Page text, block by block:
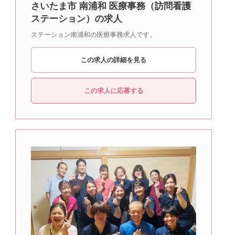
さいたま市 南浦和 医療事務（訪問看護
ステーション）の求人
ステーション南浦和の医療事務求人です。
この求人の詳細を見る
この求人に応募する